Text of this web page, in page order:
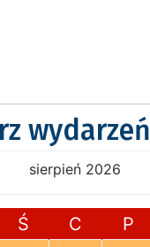
wydarzeń
sierpień 2026
Ś C P